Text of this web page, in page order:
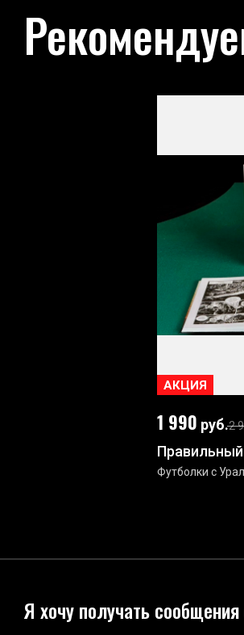
АКЦИЯ
2
1 990 руб.
Футболки с
Я хочу получать